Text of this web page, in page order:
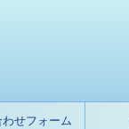
せフォーム